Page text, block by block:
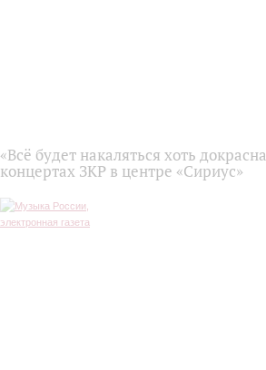
«Всё будет накаляться хоть
концертах ЗКР в центре «Сириус»